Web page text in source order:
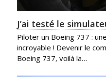
J’ai testé le
Piloter un Boeing 737 :
incroyable ! Devenir le
Boeing 737, voilà la…